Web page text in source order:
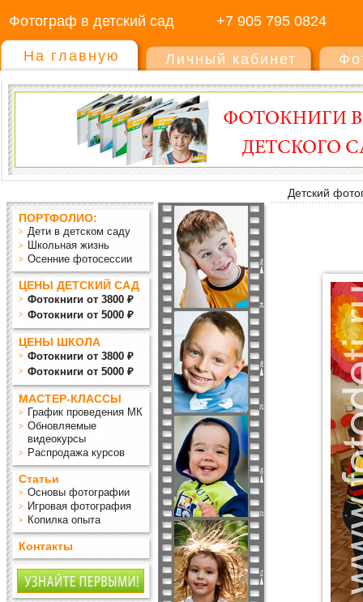
Фотограф в детский сад +7 905 795 0824
На главную Личный кабинет
Детский
ПОРТФОЛИО:
Дети в детском саду
Школьная жизнь
Осенние фотосессии
ЦЕНЫ ДЕТСКИЙ САД
Фотокниги от 3800 ₽
Фотокниги от 5000 ₽
ЦЕНЫ ШКОЛА
Фотокниги от 3800 ₽
Фотокниги от 5000 ₽
МАСТЕР-КЛАССЫ
График проведения МК
Обновляемые
видеокурсы
Распродажа курсов
Статьи
Основы фотографии
Игровая фотография
Копилка опыта
Контакты